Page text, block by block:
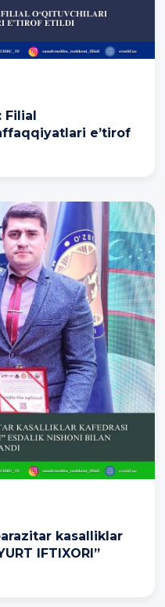
e’tirof
kasalliklar
IFTIXORI”